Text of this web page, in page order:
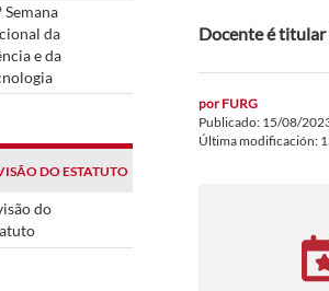
Semana
da
e da
DO ESTATUTO
do
Docente é titular
por FURG
Publicado: 15/08/
Última modificación: